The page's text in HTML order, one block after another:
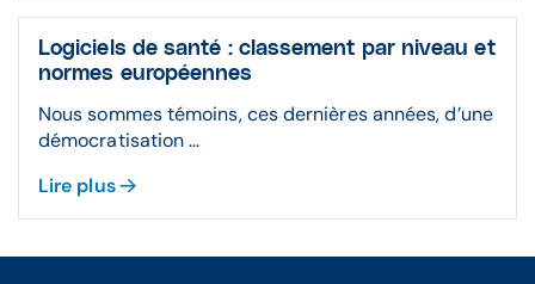
Logiciels de santé : classement par niveau et
normes européennes
Nous sommes témoins, ces dernières années, d’une
démocratisation ...
Lire plus